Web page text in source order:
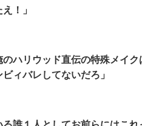
！」
ハリウッド直伝の特殊メイク
ビィバレしてないだろ」